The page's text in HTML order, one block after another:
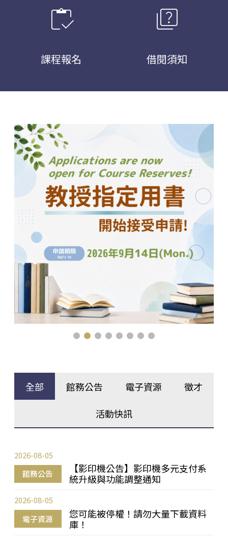
inventory
課程報名
quiz
借閱須知
全部 館務公告 電子資源 徵才
活動快訊
館務公告
【影印機公告】影印機多元支付系
統升級與功能調整通知
2026-08-05
電子資源
您可能被停權！請勿大量下載資料
庫！
2026-08-05